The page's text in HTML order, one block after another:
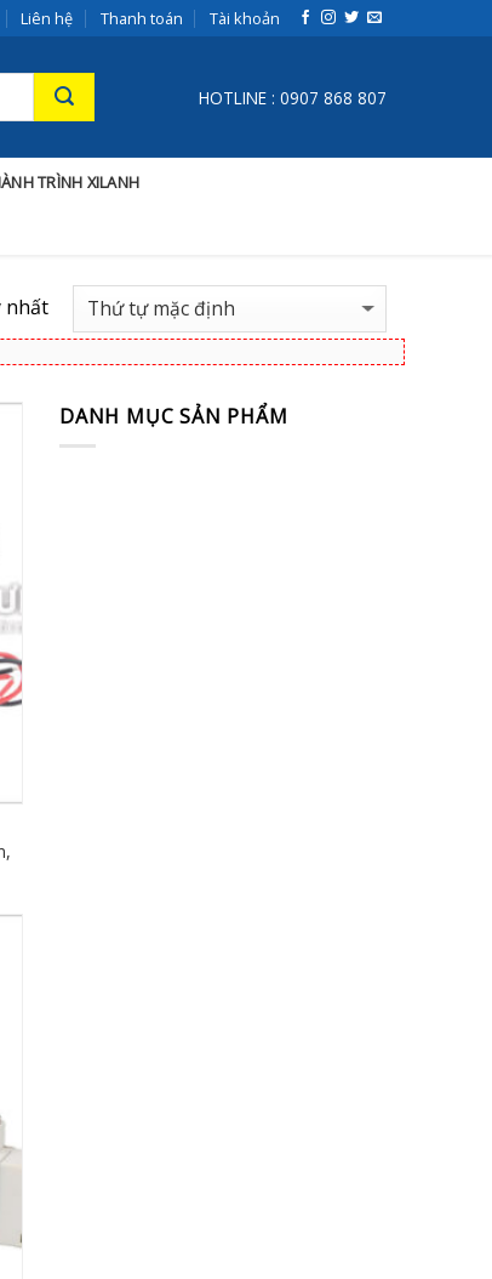
Liên hệ Thanh toán Tài khoản
HOTLINE : 0907 868 807
TRÌNH XILANH
nhất
DANH MỤC SẢN PHẨM